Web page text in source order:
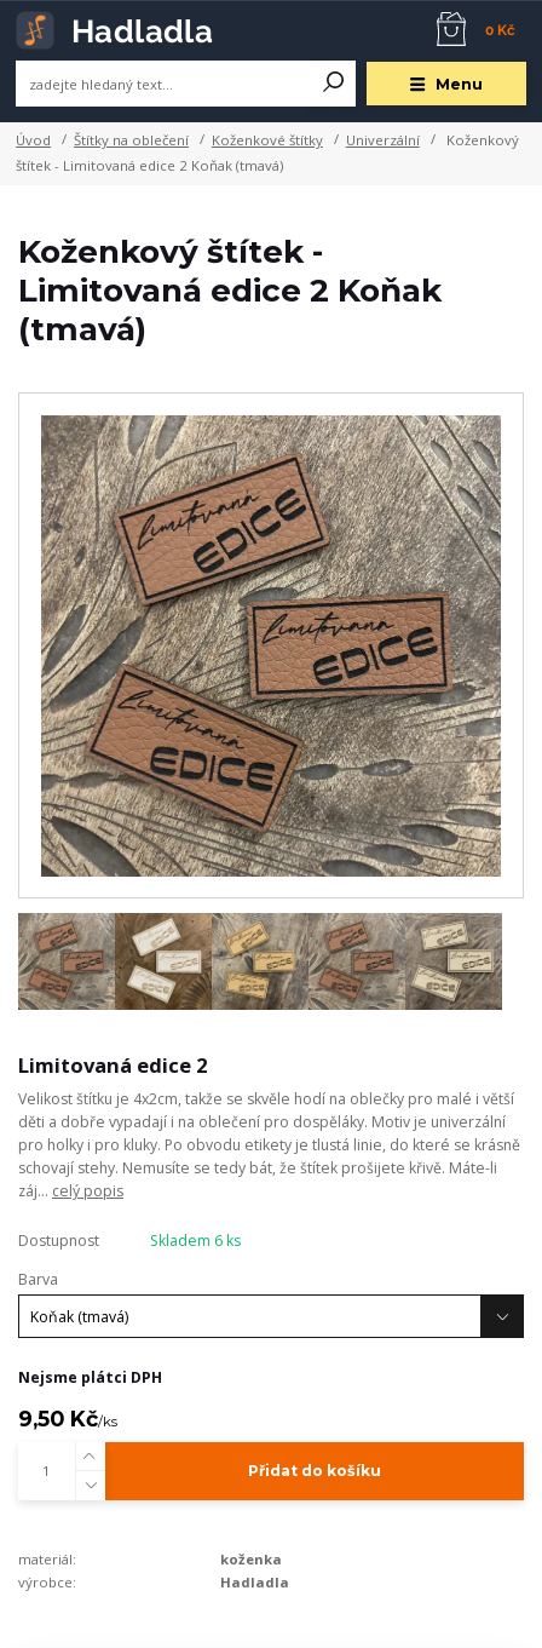
Menu
0 Kč
Úvod Štítky na oblečení Koženkové štítky Univerzální
Koženkový
štítek - Limitovaná edice 2 Koňak (tmavá)
Koženkový štítek -
Limitovaná edice 2 Koňak
(tmavá)
Limitovaná edice 2
Velikost štítku je 4x2cm, takže se skvěle hodí na oblečky pro malé i větší
děti a dobře vypadají i na oblečení pro dospěláky. Motiv je univerzální
pro holky i pro kluky. Po obvodu etikety je tlustá linie, do které se krásně
schovají stehy. Nemusíte se tedy bát, že štítek prošijete křivě. Máte-li
záj... celý popis
Dostupnost
Skladem 6 ks
Barva
Nejsme plátci DPH
9,50 Kč/ks
Přidat do košíku
materiál:
koženka
výrobce:
Hadladla